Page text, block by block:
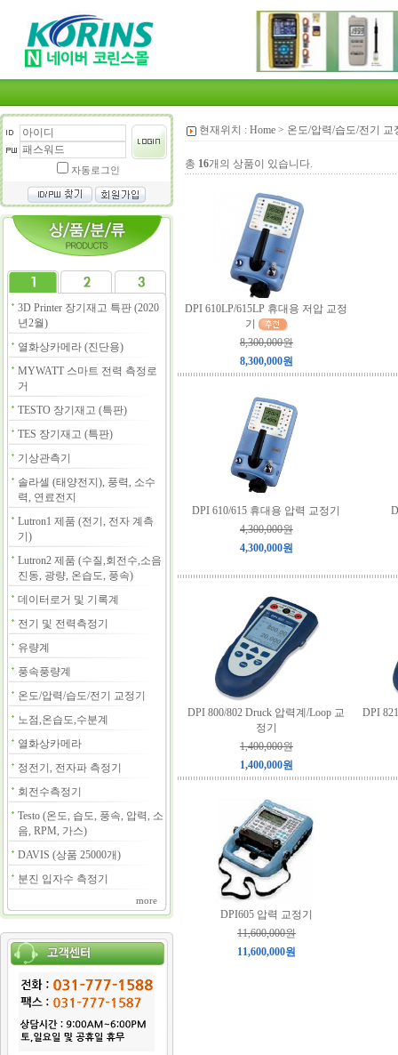
자동로그인
3D Printer 장기재고 특판 (2020
년2월)
열화상카메라 (진단용)
MYWATT 스마트 전력 측정로
거
TESTO 장기재고 (특판)
TES 장기재고 (특판)
기상관측기
솔라셀 (태양전지), 풍력, 소수
력, 연료전지
Lutron1 제품 (전기, 전자 계측
기)
Lutron2 제품 (수질,회전수,소음
진동, 광량, 온습도, 풍속)
데이터로거 및 기록계
전기 및 전력측정기
유량계
풍속풍량계
온도/압력/습도/전기 교정기
노점,온습도,수분계
열화상카메라
정전기, 전자파 측정기
회전수측정기
Testo (온도, 습도, 풍속, 압력, 소
음, RPM, 가스)
DAVIS (상품 25000개)
분진 입자수 측정기
more
현재위치 : Home > 온도/압력/습도/전기 교
총 16개의 상품이 있습니다.
DPI 610LP/615LP 휴대용 저압 교정
기
8,300,000원
8,300,000원
DPI 610/615 휴대용 압력 교정기
4,300,000원
4,300,000원
DPI 800/802 Druck 압력계/Loop 교
정기
1,400,000원
1,400,000원
DPI
DPI605 압력 교정기
11,600,000원
11,600,000원